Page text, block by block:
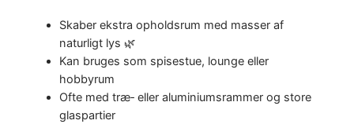
Skaber ekstra opholdsrum med masser af
naturligt lys 🌿
Kan bruges som spisestue, lounge eller
hobbyrum
Ofte med træ‑ eller aluminiumsrammer og store
glaspartier